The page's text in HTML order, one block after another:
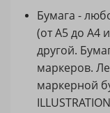
Бумага -
(от А5 до А4
другой.
маркеров.
маркерной